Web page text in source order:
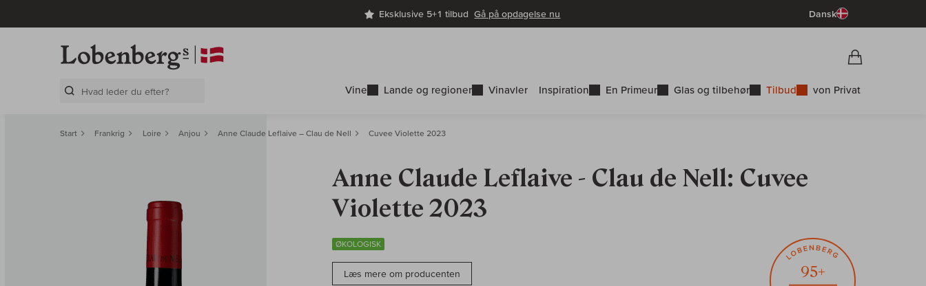
Eksklusive 5+1 tilbudGå på opdagelse nu Dansk
Vine Lande og regioner Vinavler Inspiration En Primeur Glas og tilbehør Tilbud von Privat
Start Frankrig Loire Anjou Anne Claude Leflaive – Clau de Nell Cuvee Violette 2023
Anne Claude Leflaive - Clau de Nell: Cuvee
Violette 2023
ØKOLOGISK
Læs mere om producenten 95+